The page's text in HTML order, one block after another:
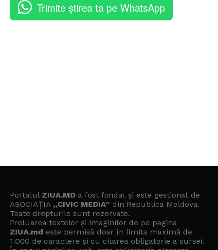
Trimite știrea ta pe WhatsApp
Portalul ZIUA.MD a fost fondat și este gestionat de
ASOCIAȚIA „CIVIC MEDIA” din Republica Moldova.
Toate drepturile sunt rezervate.
Preluarea textelor și imaginilor de pe pagina
ZIUA.md este permisă doar în limita maximă de
1.000 de caractere și cu citarea obligatorie a sursei.